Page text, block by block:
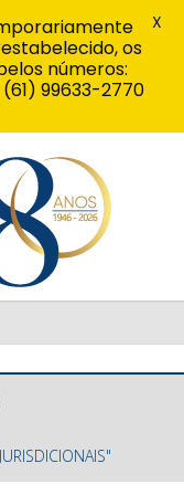
os
números:
(61) 99633-2770
X